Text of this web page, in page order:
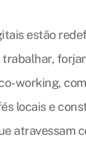
estão
working,
locais e
atravessam